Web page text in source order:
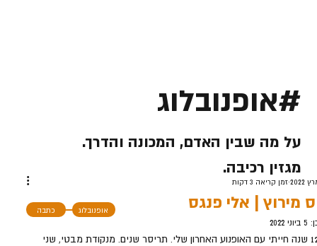
מירוץ | אלי פנגס
זמן קריאה 3 דקות
5 ביוני 2022
12 שנה חייתי עם האופנוע האחרון שלי. תריסר שנים. מנקודת מבטי, שני
כתבה אופנובלוג
#אופנובלוג
על מה שבין האדם, המכונה והדרך.
מגזין רכיבה.